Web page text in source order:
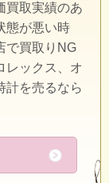
買取実績のあ
態が悪い時
で買取りNG
レックス、オ
計を売るなら